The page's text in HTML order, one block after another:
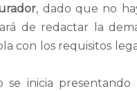
, dado que no
de redactar la
con los requisitos
se inicia presentando